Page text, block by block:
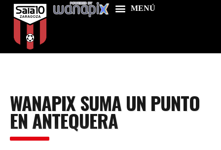
Food & Drink
Features
News
WANAPIX SUMA UN PUNTO
EN ANTEQUERA